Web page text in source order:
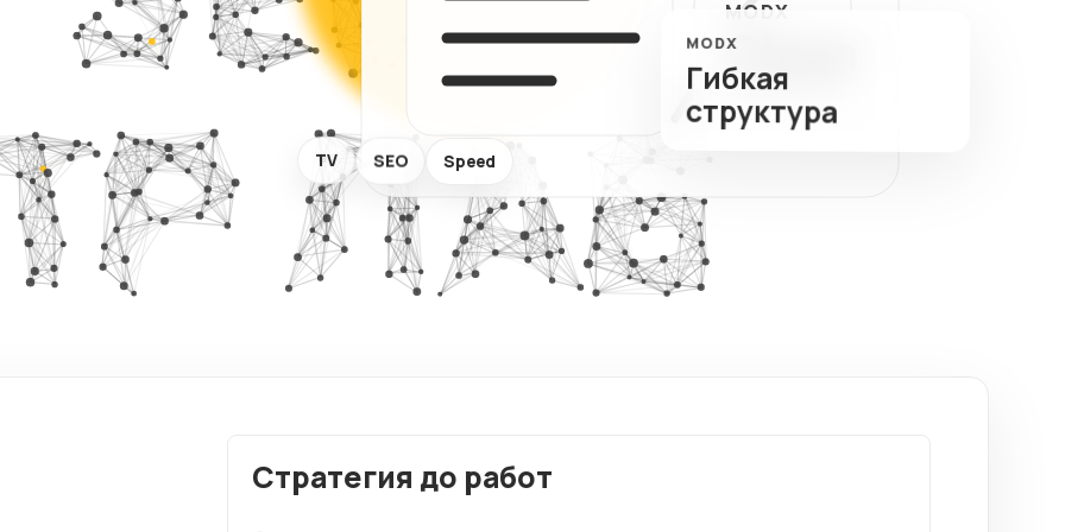
визитки
Сайты услуг
ХИТ
аудит сайтов
MODX
Clean
КОНТРОЛЬ
MODX
Гибкая
структура
TV SEO Speed
Стратегия до работ